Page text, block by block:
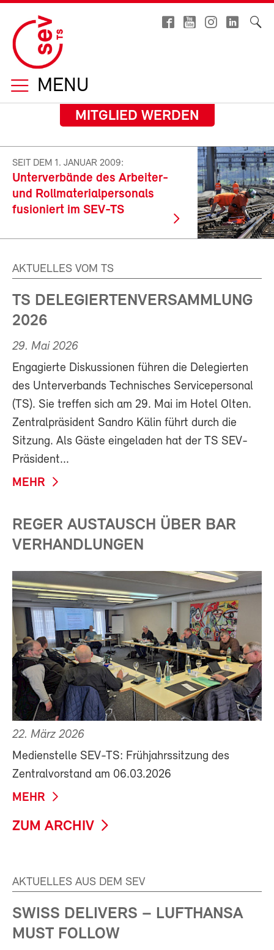
MENU
MITGLIED WERDEN
SEIT DEM 1. JANUAR 2009:
Unterverbände des Arbeiter-
und Rollmaterialpersonals
fusioniert im SEV-TS
AKTUELLES VOM TS
TS DELEGIERTENVERSAMMLUNG
2026
29. Mai 2026
Engagierte Diskussionen führen die Delegierten
des Unterverbands Technisches Servicepersonal
(TS). Sie treffen sich am 29. Mai im Hotel Olten.
Zentralpräsident Sandro Kälin führt durch die
Sitzung. Als Gäste eingeladen hat der TS SEV-
Präsident...
MEHR
REGER AUSTAUSCH ÜBER BAR
VERHANDLUNGEN
22. März 2026
Medienstelle SEV-TS: Frühjahrssitzung des
Zentralvorstand am 06.03.2026
MEHR
ZUM ARCHIV
AKTUELLES AUS DEM SEV
SWISS DELIVERS – LUFTHANSA
MUST FOLLOW